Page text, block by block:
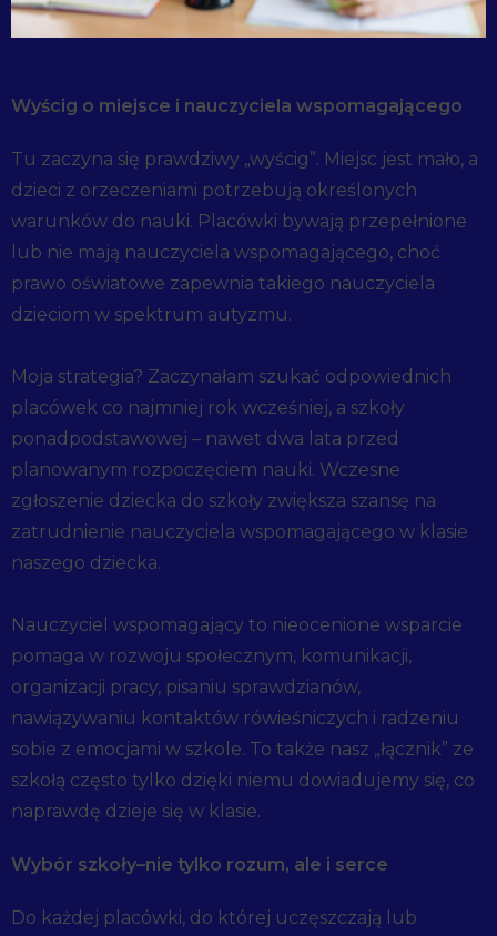
Wyścig o miejsce i nauczyciela wspomagającego
Tu zaczyna się prawdziwy „wyścig”. Miejsc jest mało, a
dzieci z orzeczeniami potrzebują określonych
warunków do nauki. Placówki bywają przepełnione
lub nie mają nauczyciela wspomagającego, choć
prawo oświatowe zapewnia takiego nauczyciela
dzieciom w spektrum autyzmu.
Moja strategia? Zaczynałam szukać odpowiednich
placówek co najmniej rok wcześniej, a szkoły
ponadpodstawowej – nawet dwa lata przed
planowanym rozpoczęciem nauki. Wczesne
zgłoszenie dziecka do szkoły zwiększa szansę na
zatrudnienie nauczyciela wspomagającego w klasie
naszego dziecka.
Nauczyciel wspomagający to nieocenione wsparcie
pomaga w rozwoju społecznym, komunikacji,
organizacji pracy, pisaniu sprawdzianów,
nawiązywaniu kontaktów rówieśniczych i radzeniu
sobie z emocjami w szkole. To także nasz „łącznik” ze
szkołą często tylko dzięki niemu dowiadujemy się, co
naprawdę dzieje się w klasie.
Wybór szkoły–nie tylko rozum, ale i serce
Do każdej placówki, do której uczęszczają lub